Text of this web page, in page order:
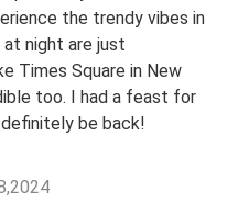
the trendy vibes in
night are just
Times Square in New
too. I had a feast for
be back!